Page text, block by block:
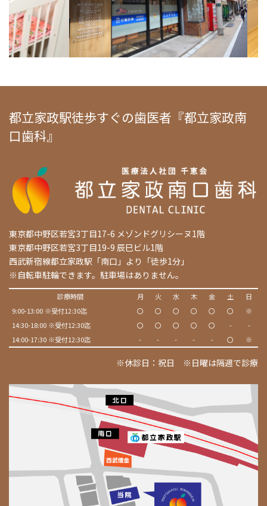
都立家政駅徒歩すぐの歯医者『都立家政南
口歯科』
東京都中野区若宮3丁目17-6 メゾンドグリシーヌ1階
東京都中野区若宮3丁目19-9 辰巳ビル1階
西武新宿線都立家政駅「南口」より「徒歩1分」
※自転車駐輪できます。駐車場はありません。
診療時間 月 火 水 木 金 土
日
9:00-13:00 ※受付12:30迄
〇 〇 〇 〇 〇 〇
※
14:30-18:00 ※受付12:30迄
〇 〇 〇 〇 〇 -
-
14:00-17:30 ※受付12:30迄
- - - - - 〇 ※
※休診日：祝日 ※日曜は隔週で診療